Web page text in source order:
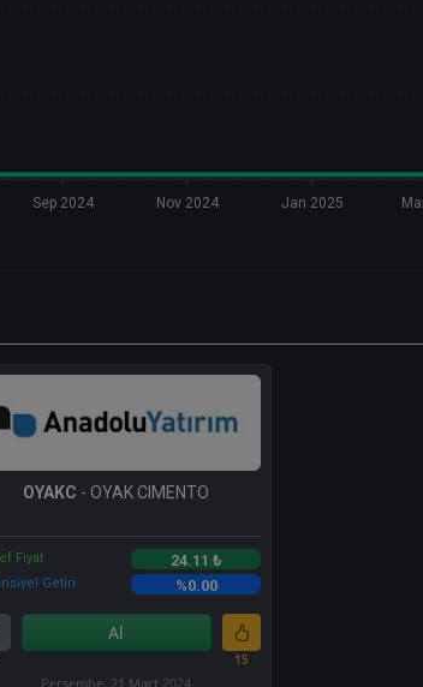
Sep 2024 Nov 2024 Jan 2025
OYAKC - OYAK CIMENTO
Fiyat 24.11 ₺
Getiri %0.00
Al
15
Perşembe, 21 Mart 2024